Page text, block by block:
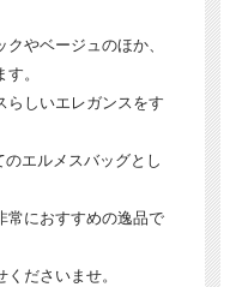
やベージュのほか、
。
らしいエレガンスをす
エルメスバッグとし
常におすすめの逸品で
ださいませ。